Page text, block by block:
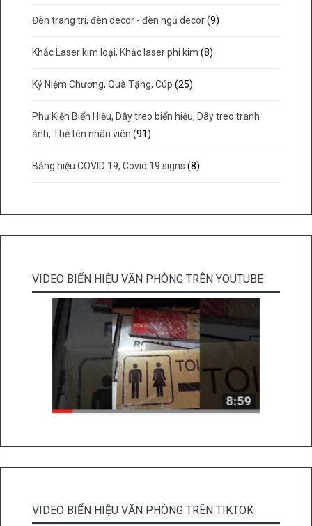
Đèn trang trí, đèn decor - đèn ngủ decor (9)
Khắc Laser kim loại, Khắc laser phi kim (8)
Kỷ Niệm Chương, Quà Tặng, Cúp (25)
Phụ Kiện Biển Hiệu, Dây treo biển hiệu, Dây treo tranh
ảnh, Thẻ tên nhân viên (91)
Bảng hiệu COVID 19, Covid 19 signs (8)
VIDEO BIỂN HIỆU VĂN PHÒNG TRÊN YOUTUBE
VIDEO BIỂN HIỆU VĂN PHÒNG TRÊN TIKTOK